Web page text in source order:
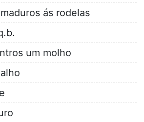
ás rodelas
um molho